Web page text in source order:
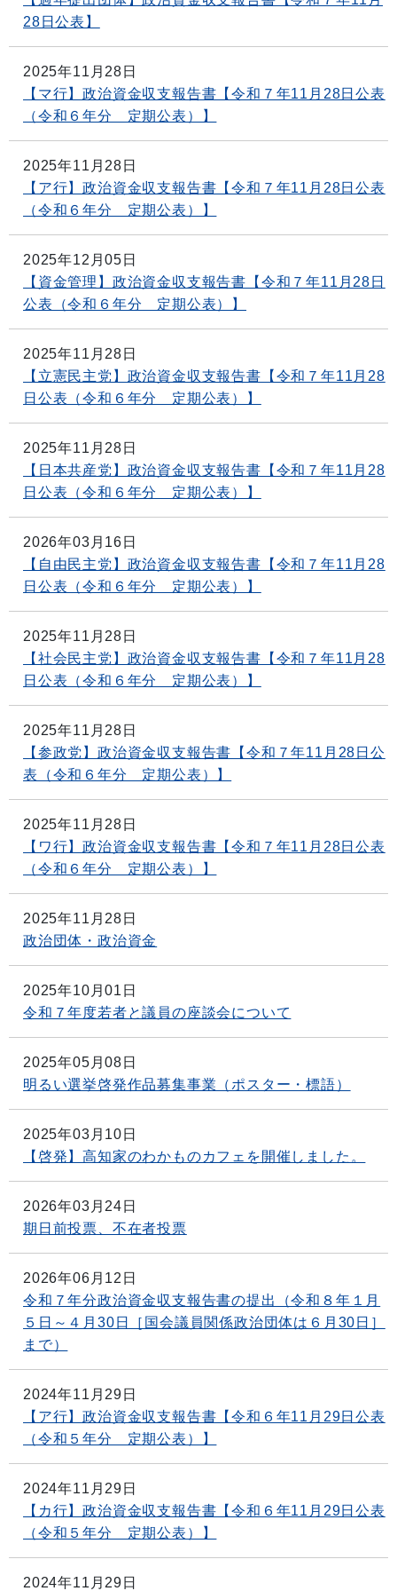
28日公表】
2025年11月28日
【マ行】政治資金収支報告書【令和７年11月28日公表
（令和６年分 定期公表）】
2025年11月28日
【ア行】政治資金収支報告書【令和７年11月28日公表
（令和６年分 定期公表）】
2025年12月05日
【資金管理】政治資金収支報告書【令和７年11月28日
公表（令和６年分 定期公表）】
2025年11月28日
【立憲民主党】政治資金収支報告書【令和７年11月28
日公表（令和６年分 定期公表）】
2025年11月28日
【日本共産党】政治資金収支報告書【令和７年11月28
日公表（令和６年分 定期公表）】
2026年03月16日
【自由民主党】政治資金収支報告書【令和７年11月28
日公表（令和６年分 定期公表）】
2025年11月28日
【社会民主党】政治資金収支報告書【令和７年11月28
日公表（令和６年分 定期公表）】
2025年11月28日
【参政党】政治資金収支報告書【令和７年11月28日公
表（令和６年分 定期公表）】
2025年11月28日
【ワ行】政治資金収支報告書【令和７年11月28日公表
（令和６年分 定期公表）】
2025年11月28日
政治団体・政治資金
2025年10月01日
令和７年度若者と議員の座談会について
2025年05月08日
明るい選挙啓発作品募集事業（ポスター・標語）
2025年03月10日
【啓発】高知家のわかものカフェを開催しました。
2026年03月24日
期日前投票、不在者投票
2026年06月12日
令和７年分政治資金収支報告書の提出（令和８年１月
５日～４月30日［国会議員関係政治団体は６月30日］
まで）
2024年11月29日
【ア行】政治資金収支報告書【令和６年11月29日公表
（令和５年分 定期公表）】
2024年11月29日
【カ行】政治資金収支報告書【令和６年11月29日公表
（令和５年分 定期公表）】
2024年11月29日